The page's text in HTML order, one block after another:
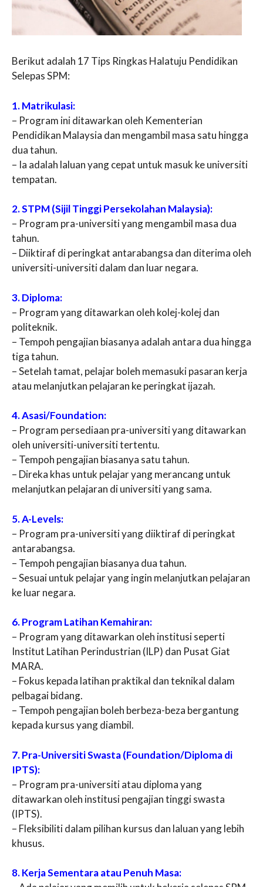
Berikut adalah 17 Tips Ringkas Halatuju Pendidikan
Selepas SPM:
1. Matrikulasi:
– Program ini ditawarkan oleh Kementerian
Pendidikan Malaysia dan mengambil masa satu hingga
dua tahun.
– Ia adalah laluan yang cepat untuk masuk ke universiti
tempatan.
2. STPM (Sijil Tinggi Persekolahan Malaysia):
– Program pra-universiti yang mengambil masa dua
tahun.
– Diiktiraf di peringkat antarabangsa dan diterima oleh
universiti-universiti dalam dan luar negara.
3. Diploma:
– Program yang ditawarkan oleh kolej-kolej dan
politeknik.
– Tempoh pengajian biasanya adalah antara dua hingga
tiga tahun.
– Setelah tamat, pelajar boleh memasuki pasaran kerja
atau melanjutkan pelajaran ke peringkat ijazah.
4. Asasi/Foundation:
– Program persediaan pra-universiti yang ditawarkan
oleh universiti-universiti tertentu.
– Tempoh pengajian biasanya satu tahun.
– Direka khas untuk pelajar yang merancang untuk
melanjutkan pelajaran di universiti yang sama.
5. A-Levels:
– Program pra-universiti yang diiktiraf di peringkat
antarabangsa.
– Tempoh pengajian biasanya dua tahun.
– Sesuai untuk pelajar yang ingin melanjutkan pelajaran
ke luar negara.
6. Program Latihan Kemahiran:
– Program yang ditawarkan oleh institusi seperti
Institut Latihan Perindustrian (ILP) dan Pusat Giat
MARA.
– Fokus kepada latihan praktikal dan teknikal dalam
pelbagai bidang.
– Tempoh pengajian boleh berbeza-beza bergantung
kepada kursus yang diambil.
7. Pra-Universiti Swasta (Foundation/Diploma di
IPTS):
– Program pra-universiti atau diploma yang
ditawarkan oleh institusi pengajian tinggi swasta
(IPTS).
– Fleksibiliti dalam pilihan kursus dan laluan yang lebih
khusus.
8. Kerja Sementara atau Penuh Masa: